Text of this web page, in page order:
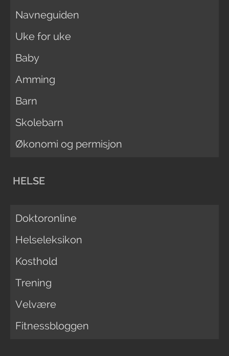
Navneguiden
Uke for uke
Baby
Amming
Barn
Skolebarn
Økonomi og permisjon
HELSE
Doktoronline
Helseleksikon
Kosthold
Trening
Velvære
Fitnessbloggen